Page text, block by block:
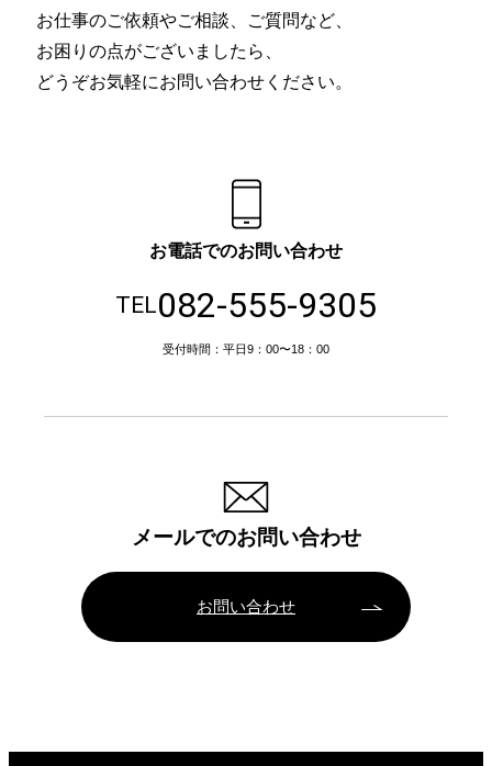
お仕事のご依頼やご相談、ご質問など、
お困りの点がございましたら、
どうぞお気軽にお問い合わせください。
お電話でのお問い合わせ
TEL082-555-9305
受付時間：平日9：00〜18：00
メールでのお問い合わせ
お問い合わせ